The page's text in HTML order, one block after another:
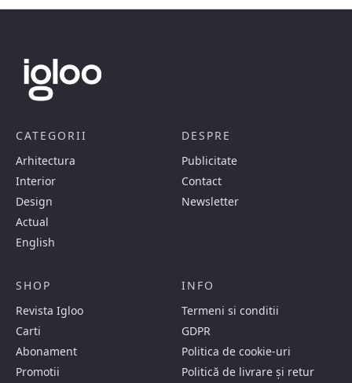
CATEGORII
Arhitectura
Interior
Design
Actual
English
DESPRE
Publicitate
Contact
Newsletter
SHOP
Revista Igloo
Carti
Abonament
Promotii
INFO
Termeni si conditii
GDPR
Politica de cookie-uri
Politică de livrare și retur